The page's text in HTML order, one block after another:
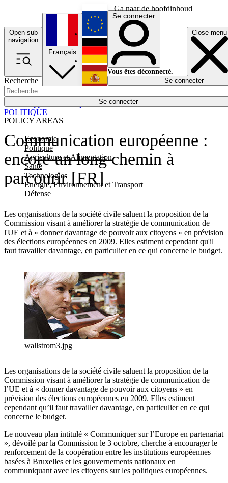
Ga naar de hoofdinhoud
Open sub
navigation
Close menu
Recherche
Se connecter
POLICY AREAS
Economie
Politique
Agriculture et Alimentation
Santé
Technologies
Energie, Environnement et Transport
Défense
Économie
Français
English
Deutsch
Español
Se connecter
Vous êtes déconnecté.
Se connecter
Communication européenne :
encore un long chemin à
parcourir [FR]
Les organisations de la société civile saluent la proposition de la
Commission visant à améliorer la stratégie de communication de
l'UE et à « donner davantage de pouvoir aux citoyens » en prévision
des élections européennes en 2009. Elles estiment cependant qu'il
faut travailler davantage, en particulier en ce qui concerne le budget.
POLITIQUE
wallstrom3.jpg
Les organisations de la société civile saluent la proposition de la
Commission visant à améliorer la stratégie de communication de
l’UE et à « donner davantage de pouvoir aux citoyens » en
prévision des élections européennes en 2009. Elles estiment
cependant qu’il faut travailler davantage, en particulier en ce qui
concerne le budget.
Le nouveau plan intitulé « Communiquer sur l’Europe en partenariat
», dévoilé par la Commission le 3 octobre, cherche à encourager le
renforcement de la coopération entre les institutions européennes
basées à Bruxelles et les gouvernements nationaux en
communiquant avec les citoyens sur les politiques européennes.